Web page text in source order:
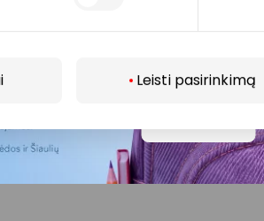
Leisti pasirinkimą
stotelėse „Beržynėlio“ ir „Tilžės“:
17, 21, 23, 23A, 24